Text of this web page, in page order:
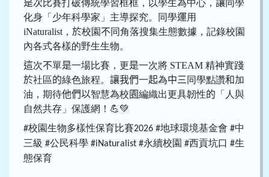
是次比賽打破傳統學習框框，以學生為中心， 讓同學
化身「少年科學家」主導探究。同學運用
iNaturalist， 於校園 不同角落搜集生態數據，記錄校園
內各式各樣的野生生物。
這次不單是一場比賽，更是一次將 STEAM 精神實踐
於社區的綠色旅程。 讓我們一起為中三 同學點讚和加
油，期待他們以智慧為校 園編織出更具韌性的 「人與
自然共存」保護網！ 💪💚
#校園生物多樣性保育比賽2026 #地球環境基金會 #中
三級 #公民科學 #iNaturalist #永續校園 #西貢坑口 #生
態保育